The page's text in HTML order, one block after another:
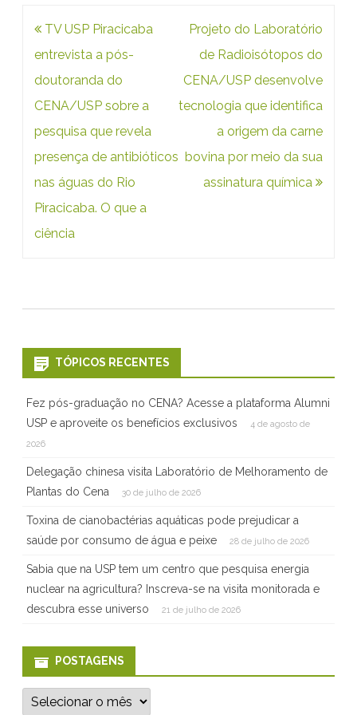
e
i
r
a
a
m
a
a
E
N
A
S
e
s
Navegação
de
Post
TV USP Piracicaba
entrevista a pós-
doutoranda do
CENA/USP sobre a
pesquisa que revela
presença de antibióticos
nas águas do Rio
Piracicaba. O que a
ciência
Projeto do Laboratório
de Radioisótopos do
CENA/USP desenvolve
tecnologia que identifica
a origem da carne
bovina por meio da sua
assinatura química
TÓPICOS RECENTES
Fez pós-graduação no CENA? Acesse a plataforma Alumni
USP e aproveite os benefícios exclusivos
4 de agosto de
2026
Delegação chinesa visita Laboratório de Melhoramento de
Plantas do Cena
30 de julho de 2026
Toxina de cianobactérias aquáticas pode prejudicar a
saúde por consumo de água e peixe
28 de julho de 2026
Sabia que na USP tem um centro que pesquisa energia
nuclear na agricultura? Inscreva-se na visita monitorada e
descubra esse universo
21 de julho de 2026
POSTAGENS
P